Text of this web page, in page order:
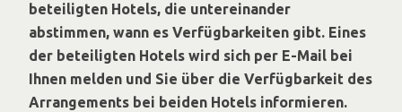
beteiligten Hotels, die untereinander
abstimmen, wann es Verfügbarkeiten gibt. Eines
der beteiligten Hotels wird sich per E-Mail bei
Ihnen melden und Sie über die Verfügbarkeit des
Arrangements bei beiden Hotels informieren.